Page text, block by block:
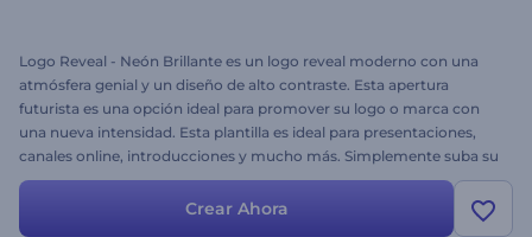
Logo Reveal - Neón Brillante es un logo reveal moderno con una
atmósfera genial y un diseño de alto contraste. Esta apertura
futurista es una opción ideal para promover su logo o marca con
una nueva intensidad. Esta plantilla es ideal para presentaciones,
canales online, introducciones y mucho más. Simplemente suba su
logo, elija su música y obtenga una animación de logo en minutos.
Pruébelo hoy mismo de forma gratuita.
Crear Ahora